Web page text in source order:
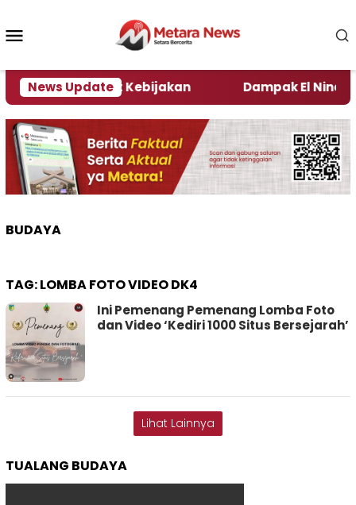
konten
News Update
Pengamat Kebijakan Dampak El Nino,
BUDAYA
TAG:LOMBA FOTO VIDEO DK4
Ini Pemenang Pemenang Lomba Foto
dan Video ‘Kediri 1000 Situs Bersejarah’
Lihat Lainnya
TUALANG BUDAYA